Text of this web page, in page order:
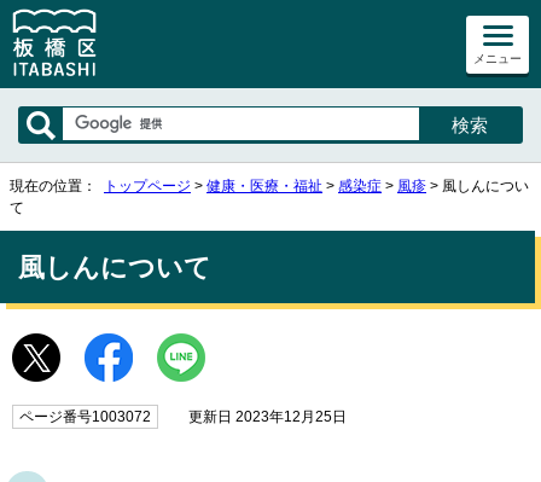
メニュー
現在の位置： トップページ > 健康・医療・福祉 > 感染症 > 風疹 > 風しんについ
て
風しんについて
ページ番号1003072 更新日 2023年12月25日